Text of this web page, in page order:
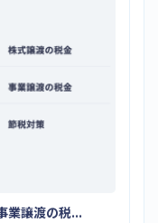
業譲渡の税...